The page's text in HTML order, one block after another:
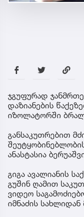
ჯგუფურად
დაზიანების
იზოლატორში
განსაკუთრებით
ანასტასია
გიგა ავალიანის
გუშინ ღამით
ვიდეო
იმნაძის სახლიდან